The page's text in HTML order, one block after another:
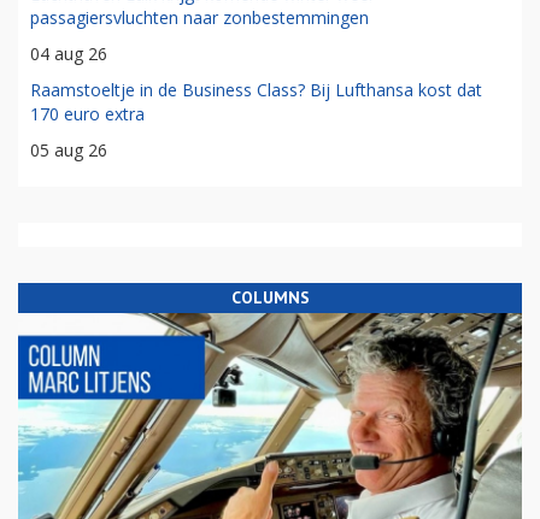
passagiersvluchten naar zonbestemmingen
04 aug 26
Raamstoeltje in de Business Class? Bij Lufthansa kost dat
170 euro extra
05 aug 26
COLUMNS